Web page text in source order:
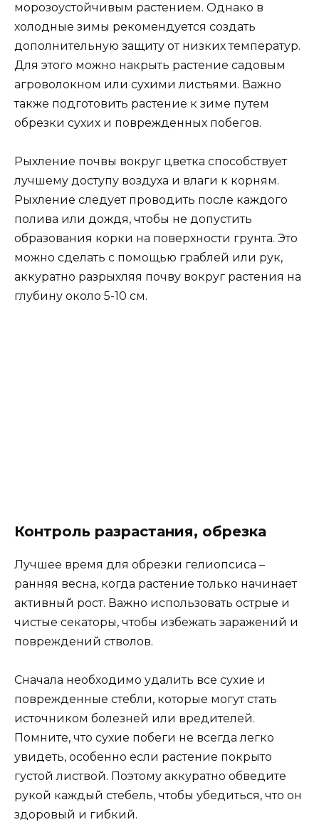
морозоустойчивым растением. Однако в
холодные зимы рекомендуется создать
дополнительную защиту от низких температур.
Для этого можно накрыть растение садовым
агроволокном или сухими листьями. Важно
также подготовить растение к зиме путем
обрезки сухих и поврежденных побегов.
Рыхление почвы вокруг цветка способствует
лучшему доступу воздуха и влаги к корням.
Рыхление следует проводить после каждого
полива или дождя, чтобы не допустить
образования корки на поверхности грунта. Это
можно сделать с помощью граблей или рук,
аккуратно разрыхляя почву вокруг растения на
глубину около 5-10 см.
Контроль разрастания, обрезка
Лучшее время для обрезки гелиопсиса –
ранняя весна, когда растение только начинает
активный рост. Важно использовать острые и
чистые секаторы, чтобы избежать заражений и
повреждений стволов.
Сначала необходимо удалить все сухие и
поврежденные стебли, которые могут стать
источником болезней или вредителей.
Помните, что сухие побеги не всегда легко
увидеть, особенно если растение покрыто
густой листвой. Поэтому аккуратно обведите
рукой каждый стебель, чтобы убедиться, что он
здоровый и гибкий.